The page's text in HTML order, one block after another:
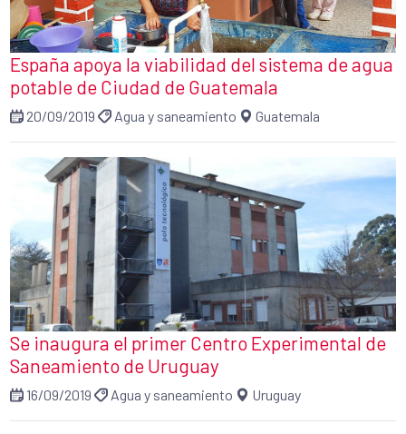
España apoya la viabilidad del sistema de agua
potable de Ciudad de Guatemala
20/09/2019 Agua y saneamiento Guatemala
Se inaugura el primer Centro Experimental de
Saneamiento de Uruguay
16/09/2019 Agua y saneamiento Uruguay